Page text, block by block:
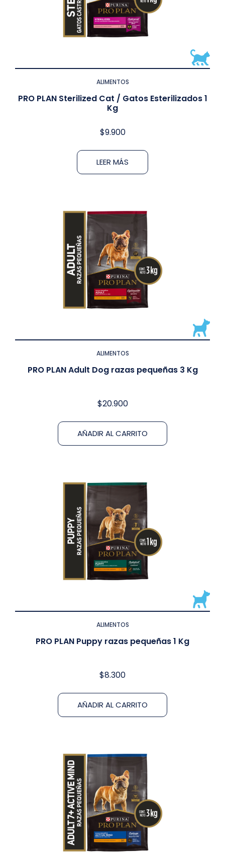
ALIMENTOS
PRO PLAN Sterilized Cat / Gatos Esterilizados 1
Kg
$9.900
LEER MÁS
ALIMENTOS
PRO PLAN Adult Dog razas pequeñas 3 Kg
$20.900
AÑADIR AL CARRITO
ALIMENTOS
PRO PLAN Puppy razas pequeñas 1 Kg
$8.300
AÑADIR AL CARRITO